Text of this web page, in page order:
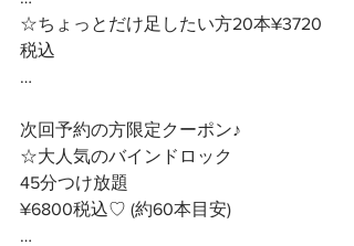
☆ちょっとだけ足したい方20本¥3720
税込
…
次回予約の方限定クーポン♪
☆大人気のバインドロック
45分つけ放題
¥6800税込♡ (約60本目安)
…